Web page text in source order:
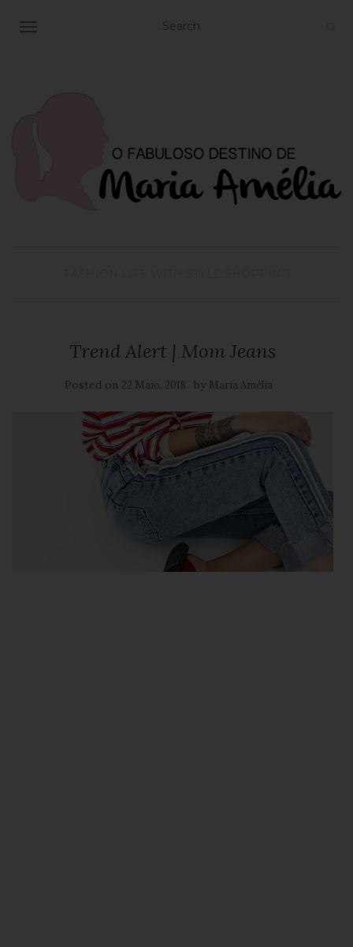
TOGGLE NAVIGATION
Trend Alert | Mom Jeans
Posted on 22 Maio, 2018 by Maria Amélia